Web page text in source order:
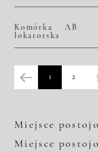
Komórka
lokatorska
AB
1 2
Miejsce
Miejsce